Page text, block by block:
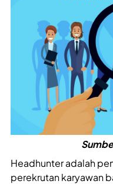
Headhunter adalah
perekrutan karyawan